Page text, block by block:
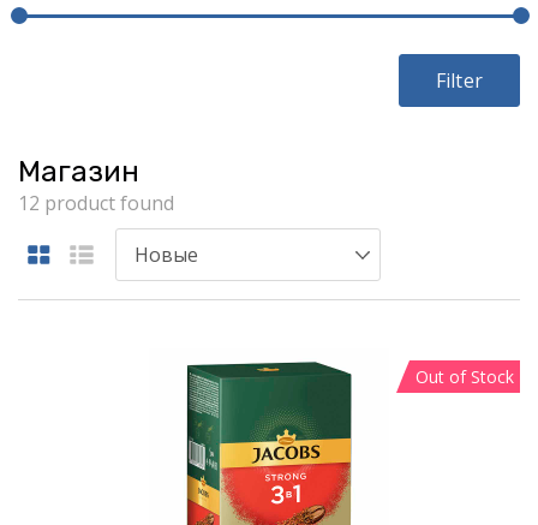
Filter
Магазин
12 product found
Out of Stock